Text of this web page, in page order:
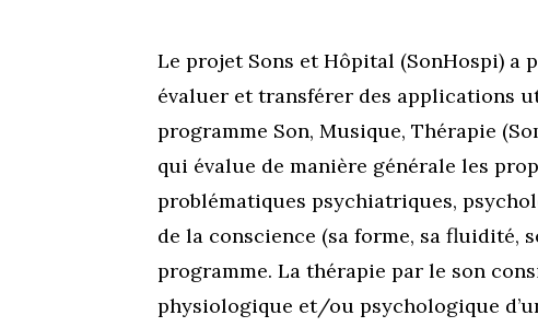
Le projet Sons et Hôpital (SonHospi) a
évaluer et transférer des applications
programme Son, Musique, Thérapie
qui évalue de manière générale les
problématiques psychiatriques,
de la conscience (sa forme, sa fluidité,
programme. La thérapie par le son
physiologique et/ou psychologique